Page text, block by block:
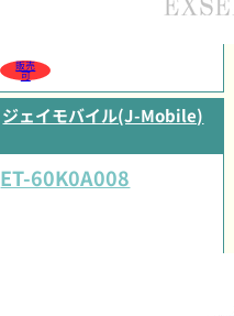
販売
可
ジェイモバイル(J-Mobile)
ET-60K0A008